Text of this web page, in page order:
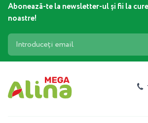
Abonează-te la newsletter-ul și fii la
noastre!